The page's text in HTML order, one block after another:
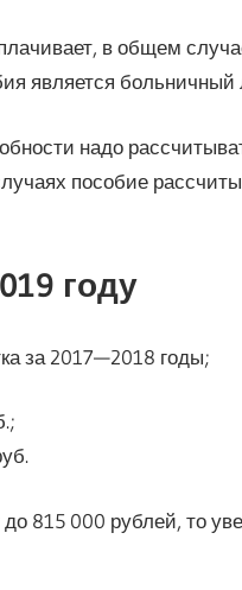
в общем
является больничный
надо
пособие
году
за 2017—2018 годы;
815 000 рублей, то